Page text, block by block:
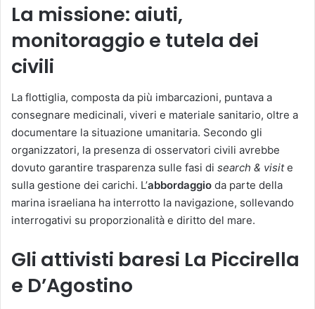
La missione: aiuti,
monitoraggio e tutela dei
civili
La flottiglia, composta da più imbarcazioni, puntava a
consegnare medicinali, viveri e materiale sanitario, oltre a
documentare la situazione umanitaria. Secondo gli
organizzatori, la presenza di osservatori civili avrebbe
dovuto garantire trasparenza sulle fasi di search & visite
sulla gestione dei carichi. L’abbordaggio da parte della
marina israeliana ha interrotto la navigazione, sollevando
interrogativi su proporzionalità e diritto del mare.
Gli attivisti baresi La Piccirella
e D’Agostino